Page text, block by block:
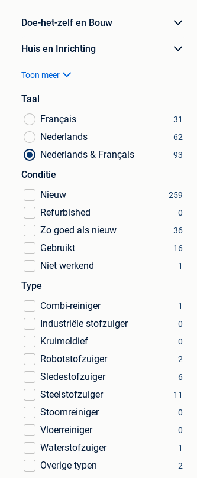
Doe-het-zelf en Bouw
Huis en Inrichting
Toon meer
Taal
Français
31
Nederlands 62
Nederlands & Français 93
Conditie
Nieuw
259
Refurbished 0
Zo goed als nieuw 36
Gebruikt 16
Niet werkend 1
Type
Combi-reiniger
1
Industriële stofzuiger 0
Kruimeldief 0
Robotstofzuiger 2
Sledestofzuiger 6
Steelstofzuiger 11
Stoomreiniger 0
Vloerreiniger 0
Waterstofzuiger 1
Overige typen 2